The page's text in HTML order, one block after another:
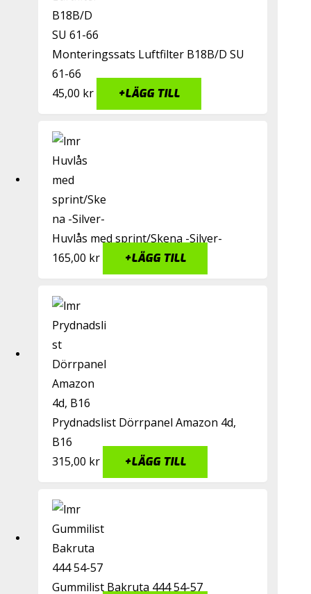
Monteringssats Luftfilter B18B/D SU
61-66
45,00 kr +LÄGG TILL
Huvlås med sprint/Skena -Silver-
165,00 kr +LÄGG TILL
Prydnadslist Dörrpanel Amazon 4d,
B16
315,00 kr +LÄGG TILL
Gummilist Bakruta 444 54-57